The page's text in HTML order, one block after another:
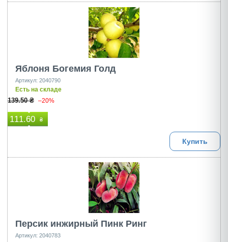
Яблоня Богемия Голд
Артикул: 2040790
Есть на складе
139.50 ₴ –20%
111.60 ₴
Купить
Персик инжирный Пинк Ринг
Артикул: 2040783